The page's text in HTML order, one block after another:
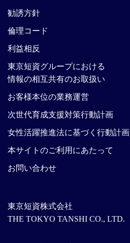
東京短資株式会社
THE TOKYO TANSHI CO., LTD.
勧誘方針
倫理コード
利益相反
東京短資グループにおける
情報の相互共有のお取扱い
お客様本位の業務運営
次世代育成支援対策行動計画
女性活躍推進法に基づく行動計画
本サイトのご利用にあたって
お問い合わせ